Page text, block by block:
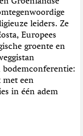
leiders. Ze
Europees
groente en
bodemconferentie:
met een
in één adem